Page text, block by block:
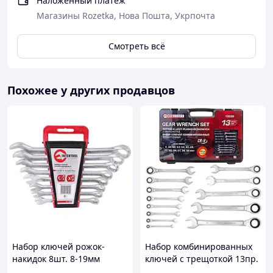
Ключі комбіновані : 8, 10, 11, 12, 13, 14, 15, 16, 17, 18,
19, 22 мм.
Ключі шестигранні : 1.27, 1.5, 2, 2.5, 3, 4, 5 мм.
ВиробникVorel
Країна виробникПольща
ТипНабір ручного інструменту
Набір ручного інструменту набір автомобільного
Магазины Rozetka, Нова Пошта, Укрпочта
Смотреть всё
Похожее у других продавцов
Набор ключей рожок-
накидок 8шт. 8-19мм
Набор комбинированных
ключей с трещоткой 13пр.